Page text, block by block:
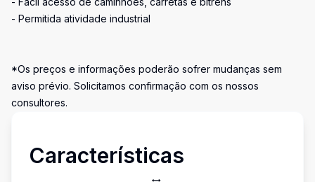
- Permitida atividade industrial
*Os preços e informações poderão sofrer mudanças sem
aviso prévio. Solicitamos confirmação com os nossos
consultores.
Características